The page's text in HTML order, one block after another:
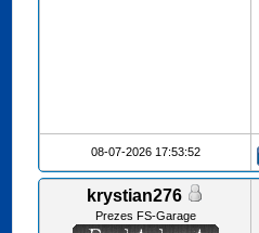
08-07-2026 17:53:52
krystian276
Prezes FS-Garage